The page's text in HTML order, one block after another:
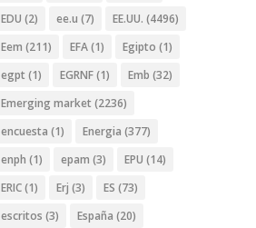
EDU (2) ee.u (7) EE.UU. (4496)
Eem (211) EFA(1) Egipto (1)
egpt (1) EGRNF(1) Emb (32)
Emerging market (2236)
encuesta (1) Energia (377)
enph (1) epam (3) EPU (14)
ERIC(1) Erj (3) ES (73)
escritos (3) España (20)